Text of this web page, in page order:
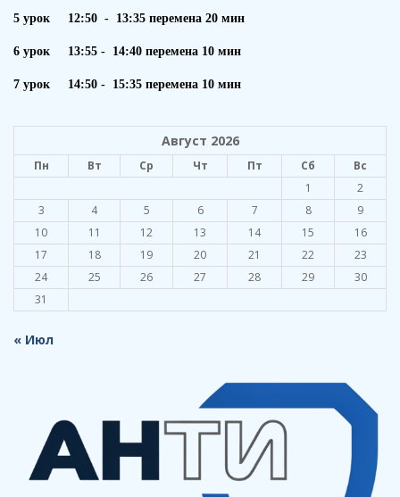
5 урок 12:50 - 13:35 перемена 20 мин
6 урок 13:55 - 14:40 перемена 10 мин
7 урок 14:50 - 15:35 перемена 10 мин
Август 2026
Пн Вт Ср Чт Пт Сб
Вс
1
2
3
4 5 6 7 8
9
10
11 12 13 14 15
16
17
18 19 20 21 22
23
24
25 26 27 28 29
30
31
« Июл